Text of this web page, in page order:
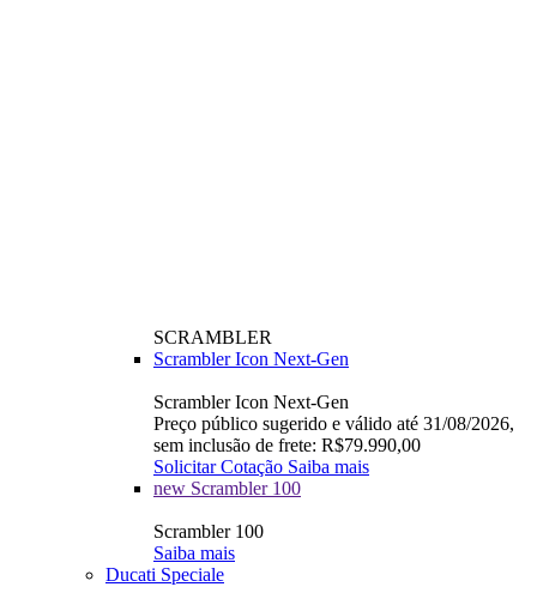
SCRAMBLER
Scrambler Icon Next-Gen
Scrambler Icon Next-Gen
Preço público sugerido e válido até 31/08/2026,
sem inclusão de frete: R$79.990,00
Solicitar Cotação Saiba mais
new Scrambler 100
Scrambler 100
Saiba mais
Ducati Speciale